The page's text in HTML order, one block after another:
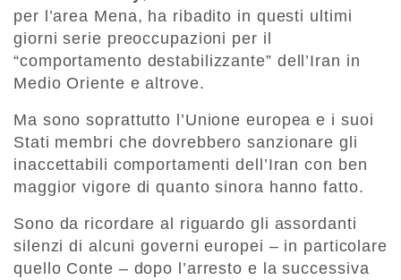
per l’area Mena, ha ribadito in questi ultimi
giorni serie preoccupazioni per il
“comportamento destabilizzante” dell’Iran in
Medio Oriente e altrove.
Ma sono soprattutto l’Unione europea e i suoi
Stati membri che dovrebbero sanzionare gli
inaccettabili comportamenti dell’Iran con ben
maggior vigore di quanto sinora hanno fatto.
Sono da ricordare al riguardo gli assordanti
silenzi di alcuni governi europei – in particolare
quello Conte – dopo l’arresto e la successiva